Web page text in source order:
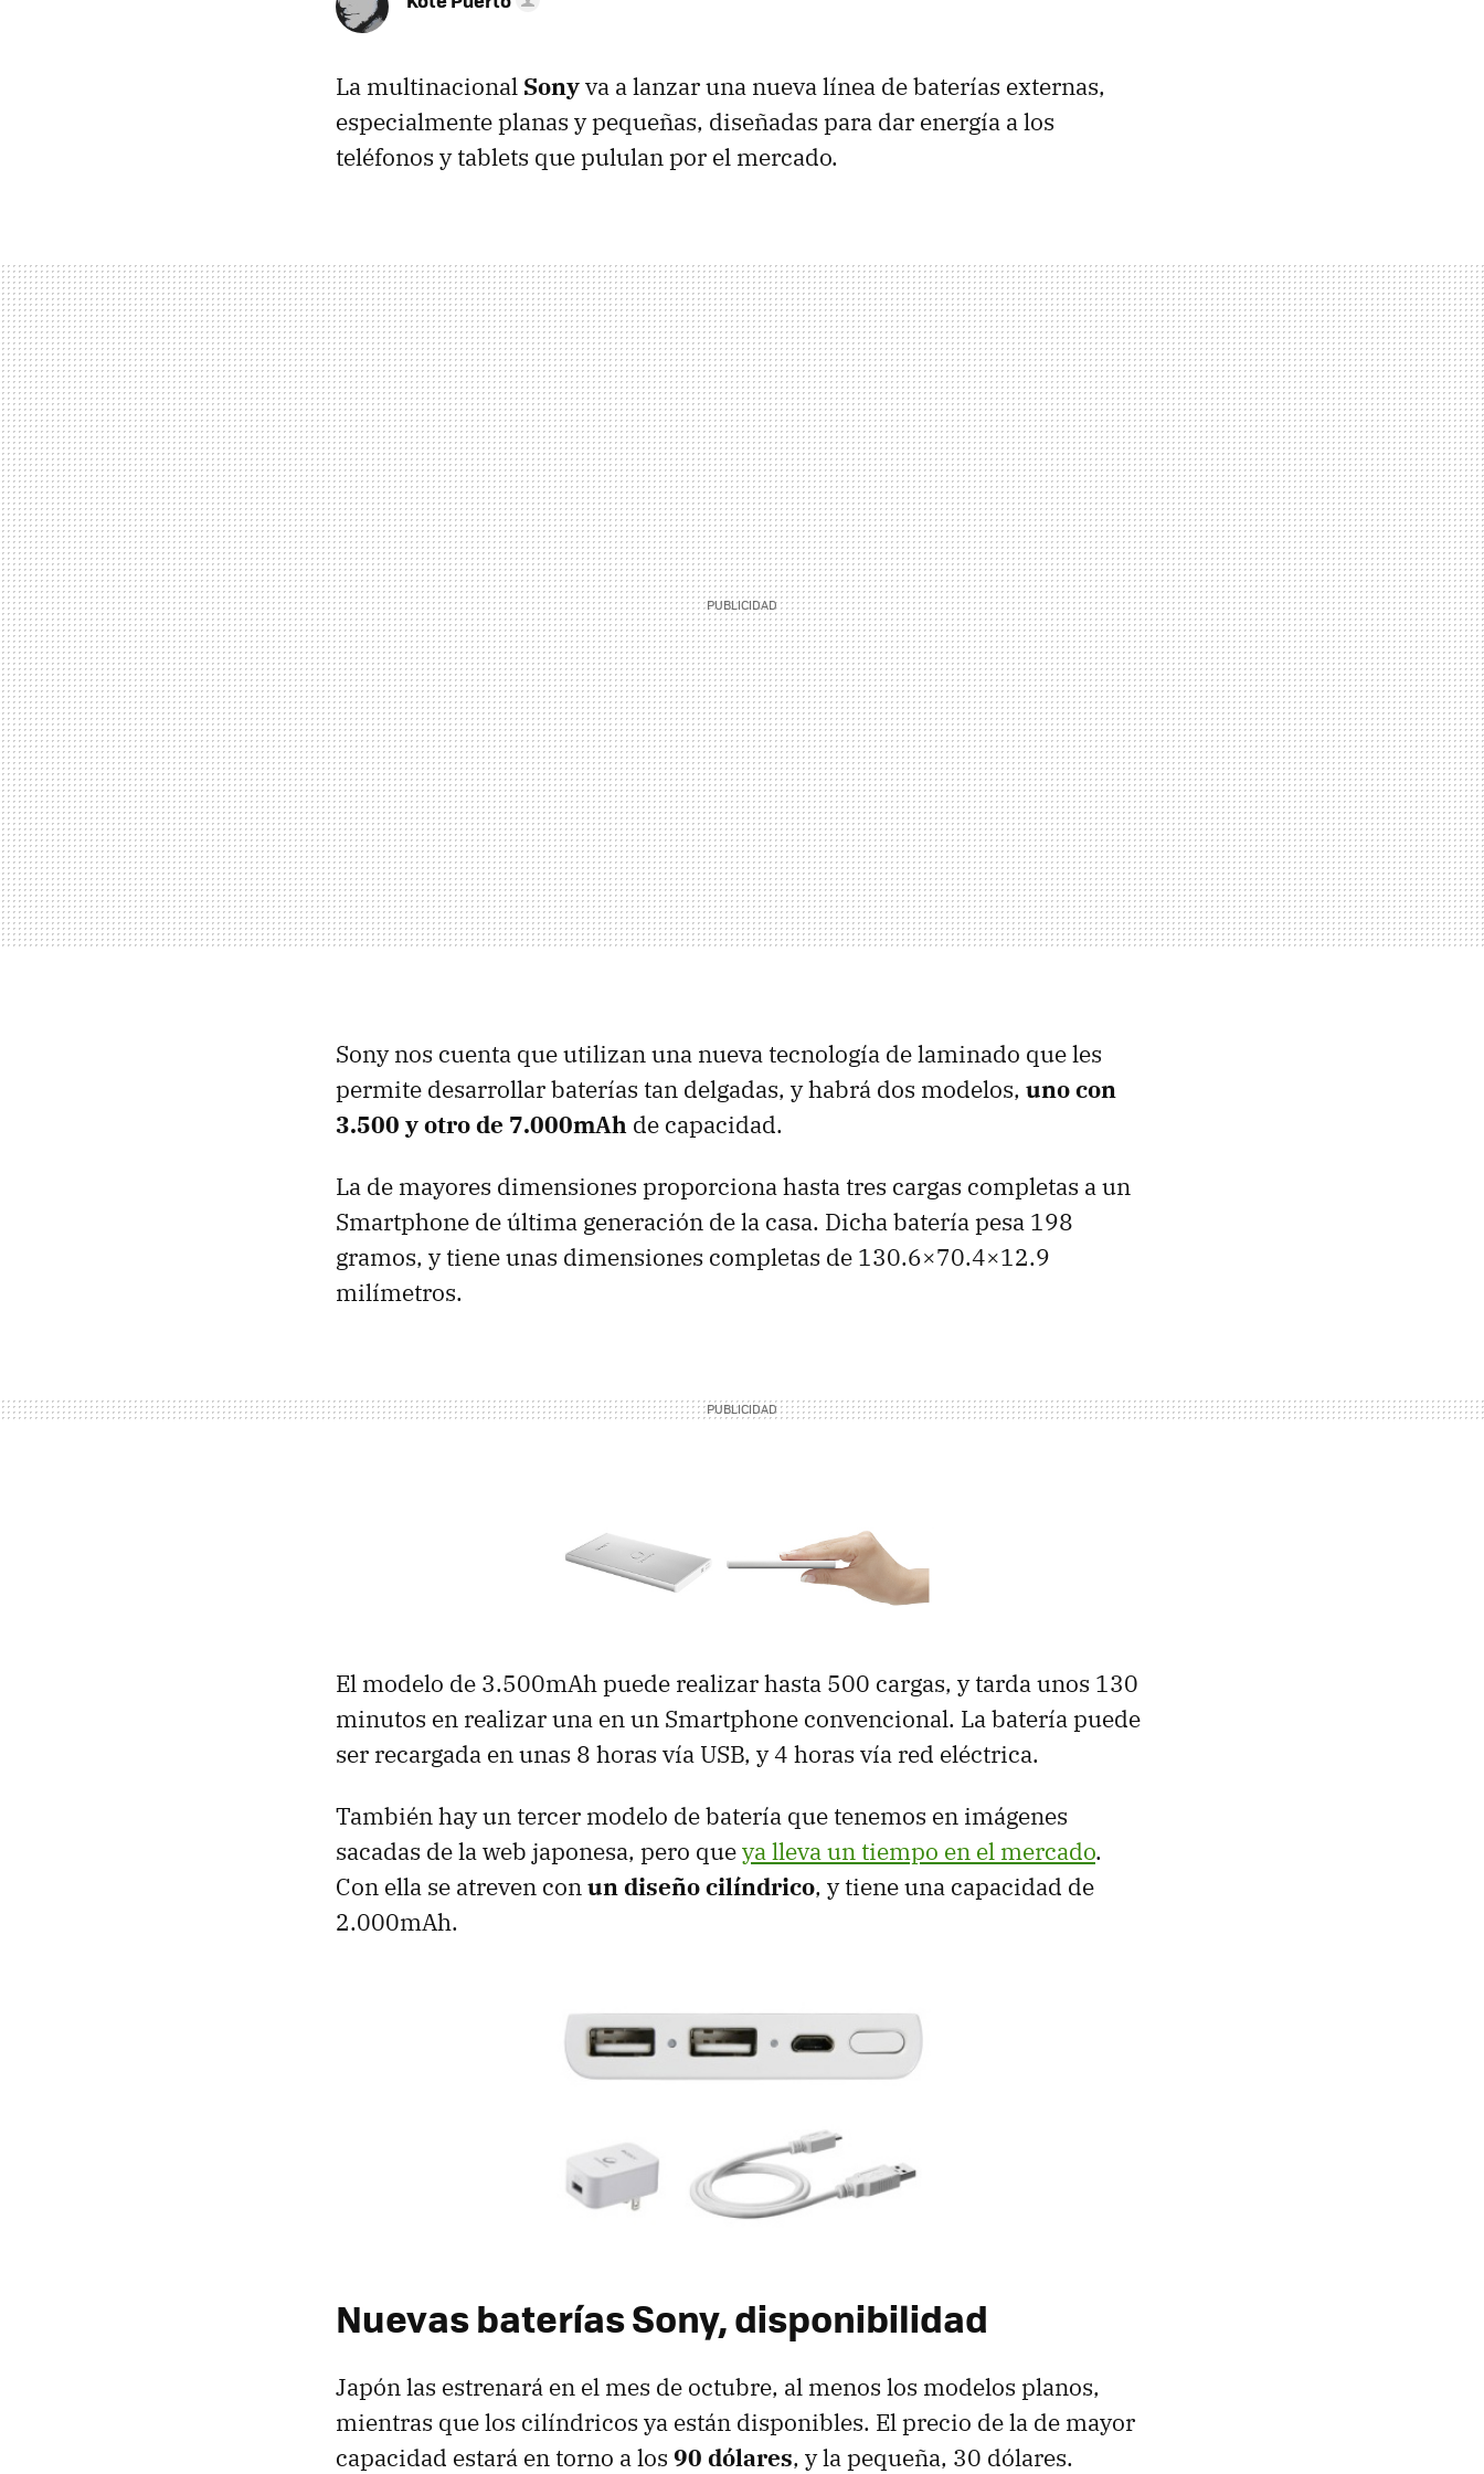
La multinacional Sonyva a lanzar una nueva línea de baterías externas,
especialmente planas y pequeñas, diseñadas para dar energía a los
teléfonos y tablets que pululan por el mercado.
Sony nos cuenta que utilizan una nueva tecnología de laminado que les
permite desarrollar baterías tan delgadas, y habrá dos modelos, uno con
3.500 y otro de 7.000mAh de capacidad.
La de mayores dimensiones proporciona hasta tres cargas completas a un
Smartphone de última generación de la casa. Dicha batería pesa 198
gramos, y tiene unas dimensiones completas de 130.6×70.4×12.9
milímetros.
El modelo de 3.500mAh puede realizar hasta 500 cargas, y tarda unos 130
minutos en realizar una en un Smartphone convencional. La batería puede
ser recargada en unas 8 horas vía USB, y 4 horas vía red eléctrica.
También hay un tercer modelo de batería que tenemos en imágenes
sacadas de la web japonesa, pero queya lleva un tiempo en el mercado.
Con ella se atreven con un diseño cilíndrico, y tiene una capacidad de
2.000mAh.
Nuevas baterías Sony, disponibilidad
Japón las estrenará en el mes de octubre, al menos los modelos planos,
mientras que los cilíndricos ya están disponibles. El precio de la de mayor
capacidad estará en torno a los 90 dólares, y la pequeña, 30 dólares.